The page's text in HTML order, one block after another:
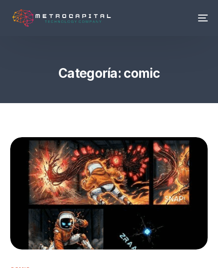
Categoría: comic